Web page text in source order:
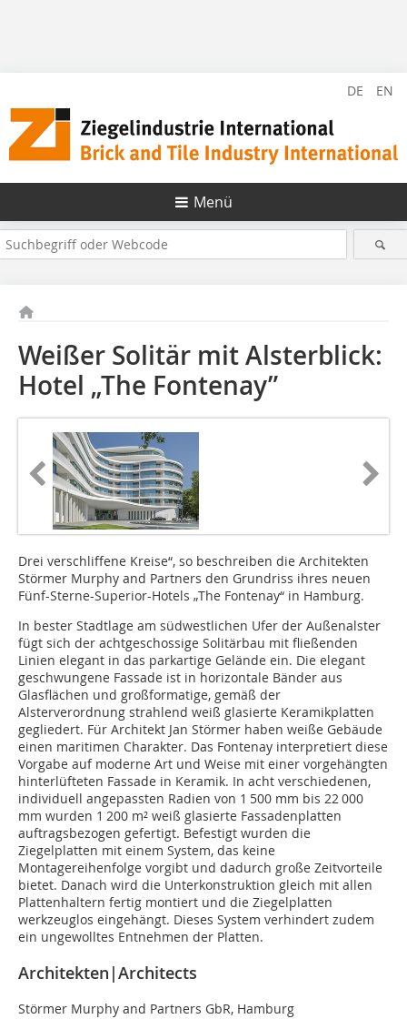
DE EN
Menü
Weißer Solitär mit Alsterblick:
Hotel „The Fontenay”
Drei verschliffene Kreise“, so beschreiben die Architekten
Störmer Murphy and Partners den Grundriss ihres neuen
Fünf-Sterne-Superior-Hotels „The Fontenay“ in Hamburg.
In bester Stadtlage am südwestlichen Ufer der Außenalster
fügt sich der achtgeschossige Solitärbau mit fließenden
Linien elegant in das parkartige Gelände ein. Die elegant
geschwungene Fassade ist in horizontale Bänder aus
Glasflächen und großformatige, gemäß der
Alsterverordnung strahlend weiß glasierte Keramikplatten
gegliedert. Für Architekt Jan Störmer haben weiße Gebäude
einen maritimen Charakter. Das Fontenay interpretiert diese
Vorgabe auf moderne Art und Weise mit einer vorgehängten
hinterlüfteten Fassade in Keramik. In acht verschiedenen,
individuell angepassten Radien von 1 500 mm bis 22 000
mm wurden 1 200 m² weiß glasierte Fassadenplatten
auftragsbezogen gefertigt. Befestigt wurden die
Ziegelplatten mit einem System, das keine
Montagereihenfolge vorgibt und dadurch große Zeitvorteile
bietet. Danach wird die Unterkonstruktion gleich mit allen
Plattenhaltern fertig montiert und die Ziegelplatten
werkzeuglos eingehängt. Dieses System verhindert zudem
ein ungewolltes Entnehmen der Platten.
Architekten|Architects
Störmer Murphy and Partners GbR, Hamburg